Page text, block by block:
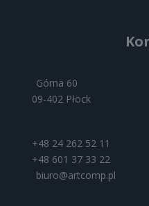
Górna 60
09-402 Płock
+48 24 262 52 11
+48 601 37 33 22
biuro@artcomp.pl